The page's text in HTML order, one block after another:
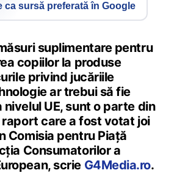
ca sursă preferată în Google
suplimentare pentru
copiilor la produse
privind jucăriile
ar trebui să fie
UE, sunt o parte din
care a fost votat joi
Comisia pentru Piață
Consumatorilor a
scrie G4Media.ro.